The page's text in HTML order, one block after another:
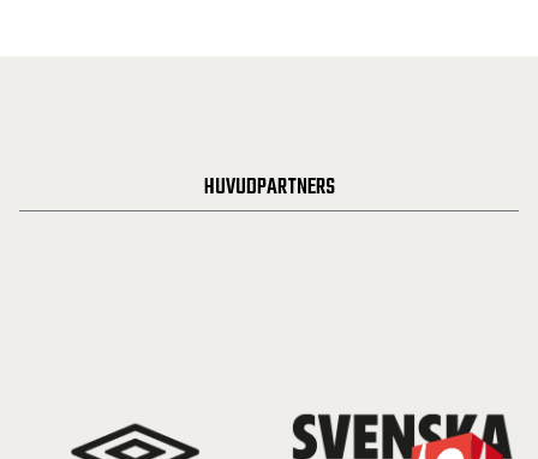
HUVUDPARTNERS